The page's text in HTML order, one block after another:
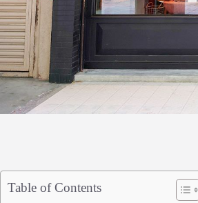
Table of Contents